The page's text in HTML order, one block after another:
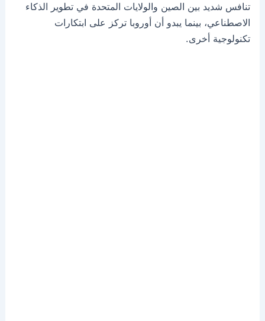
تنافس شديد بين الصين والولايات المتحدة في تطوير الذكاء
الاصطناعي، بينما يبدو أن أوروبا تركز على ابتكارات
تكنولوجية أخرى.